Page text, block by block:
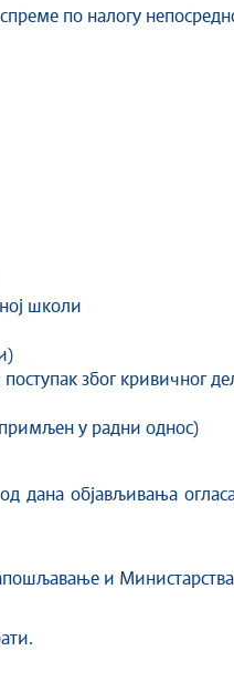
по налогу
школи
због кривичног
у радни однос)
дана објављивања
и